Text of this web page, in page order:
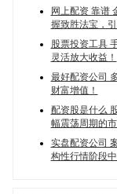
网上配资 靠谱
握致胜法宝，
股票投资工具
灵活放大收益！
最好配资公司
财富增值！
配资股是什么
幅震荡周期的
实盘配资公司
构性行情阶段